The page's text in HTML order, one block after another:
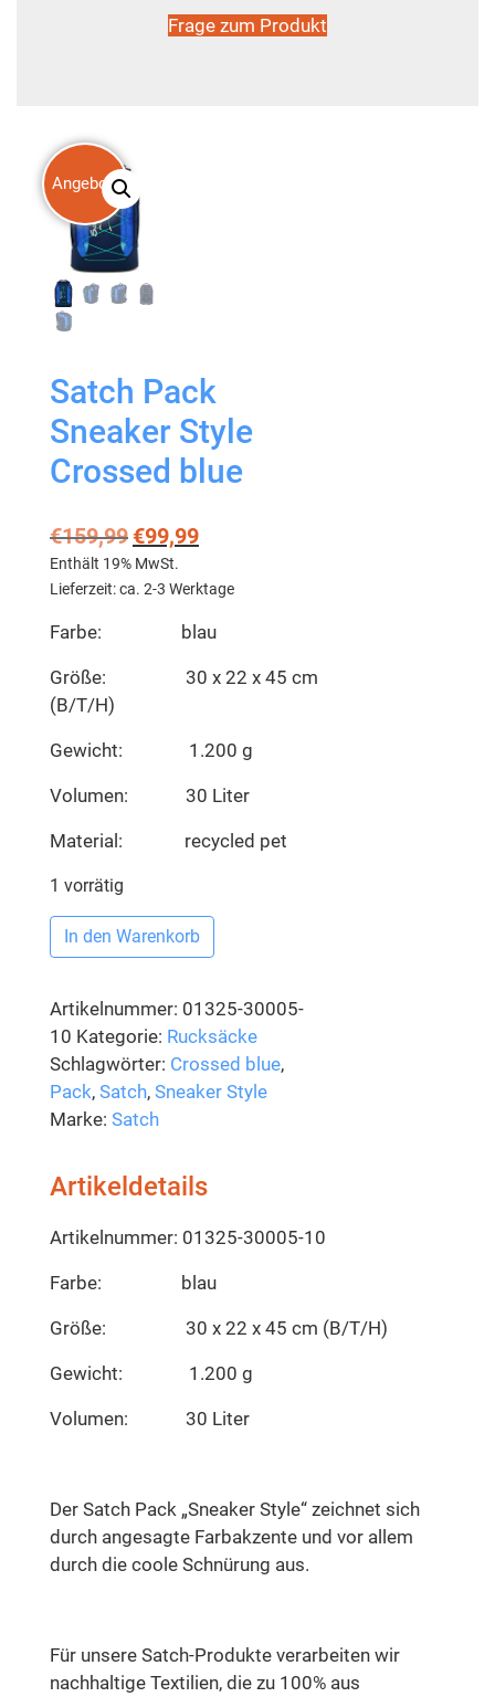
Angebot!
Satch Pack
Sneaker Style
Crossed blue
€159,99€99,99
Enthält 19% MwSt.
Lieferzeit: ca. 2-3 Werktage
Farbe: blau
Größe: 30 x 22 x 45 cm
(B/T/H)
Gewicht: 1.200 g
Volumen: 30 Liter
Material: recycled pet
1 vorrätig
In den Warenkorb
Artikelnummer: 01325-30005-
10 Kategorie: Rucksäcke
Schlagwörter: Crossed blue,
Pack, Satch, Sneaker Style
Marke: Satch
Artikeldetails
Artikelnummer: 01325-30005-10
Farbe: blau
Größe: 30 x 22 x 45 cm (B/T/H)
Gewicht: 1.200 g
Volumen: 30 Liter
Der Satch Pack „Sneaker Style“ zeichnet sich
durch angesagte Farbakzente und vor allem
durch die coole Schnürung aus.
Für unsere Satch-Produkte verarbeiten wir
nachhaltige Textilien, die zu 100% aus
Frage zum Produkt